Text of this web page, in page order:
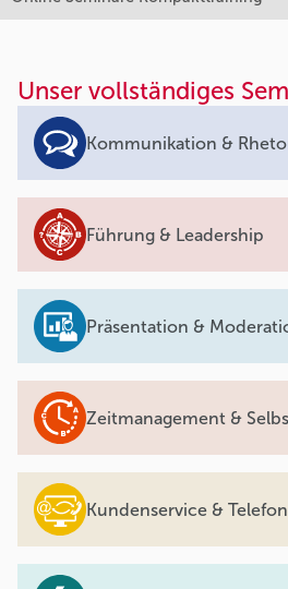
Unser vollständiges
Kommunikation &
Führung & Leadership
Präsentation &
Zeitmanagement &
Kundenservice &